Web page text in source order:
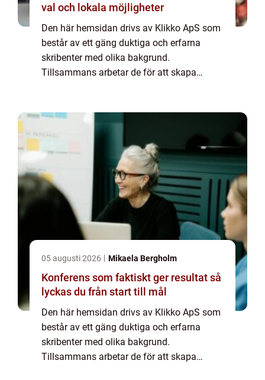
val och lokala möjligheter
Den här hemsidan drivs av Klikko ApS som
består av ett gäng duktiga och erfarna
skribenter med olika bakgrund.
Tillsammans arbetar de för att skapa
massa olika ...
05 augusti 2026 Mikaela Bergholm
Konferens som faktiskt ger resultat så
lyckas du från start till mål
Den här hemsidan drivs av Klikko ApS som
består av ett gäng duktiga och erfarna
skribenter med olika bakgrund.
Tillsammans arbetar de för att skapa